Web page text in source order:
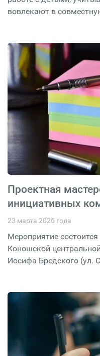
вовлекают в
Проектная
инициативных
23 марта 2026 года
Мероприятие
Коношской
Иосифа Бродского (ул.